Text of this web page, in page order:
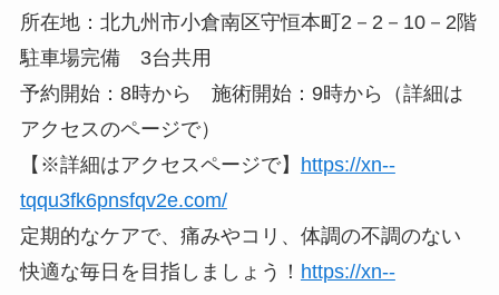
所在地：北九州市小倉南区守恒本町2－2－10－2階
駐車場完備 3台共用
予約開始：8時から 施術開始：9時から（詳細は
アクセスのページで）
【※詳細はアクセスページで】
https://xn--
tqqu3fk6pnsfqv2e.com/
定期的なケアで、痛みやコリ、体調の不調のない
快適な毎日を目指しましょう！ https://xn--